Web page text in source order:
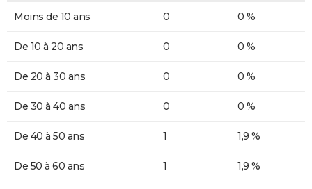
Moins de 10 ans 0 0 %
De 10 à 20 ans 0 0 %
De 20 à 30 ans 0 0 %
De 30 à 40 ans 0 0 %
De 40 à 50 ans 1 1,9 %
De 50 à 60 ans 1 1,9 %